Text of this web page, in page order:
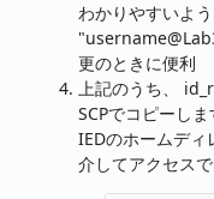
わかりやすいよ
更のときに便利
上記のうち、
SCPでコピーしま
IEDのホームデ
介してアクセスで